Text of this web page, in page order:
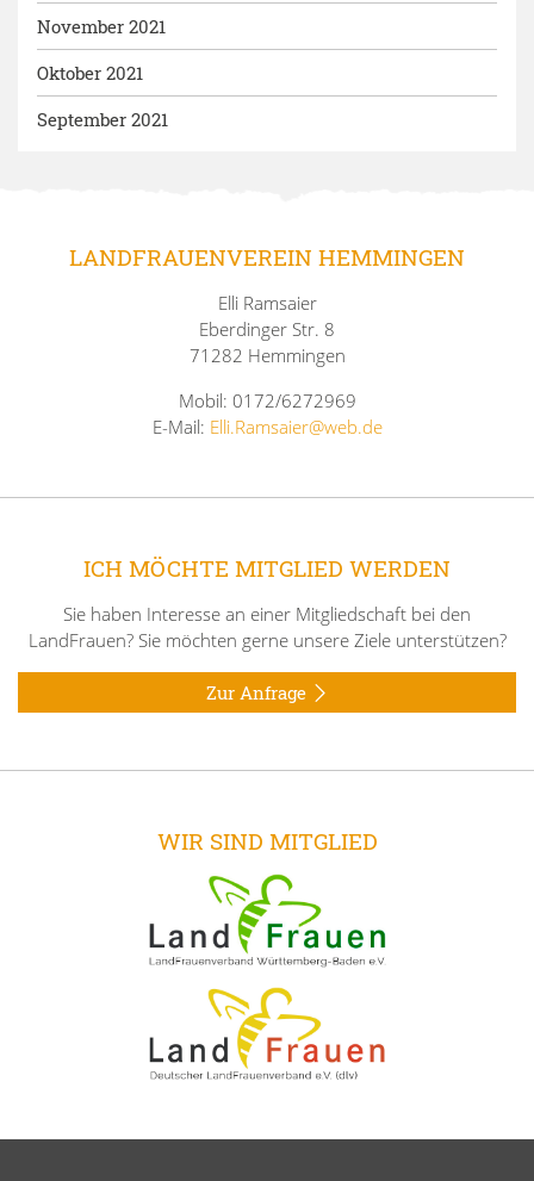
November 2021
Oktober 2021
September 2021
LANDFRAUENVEREIN HEMMINGEN
Elli Ramsaier
Eberdinger Str. 8
71282 Hemmingen
Mobil: 0172/6272969
E-Mail: Elli.Ramsaier@web.de
ICH MÖCHTE MITGLIED WERDEN
Sie haben Interesse an einer Mitgliedschaft bei den
LandFrauen? Sie möchten gerne unsere Ziele unterstützen?
Zur Anfrage
WIR SIND MITGLIED